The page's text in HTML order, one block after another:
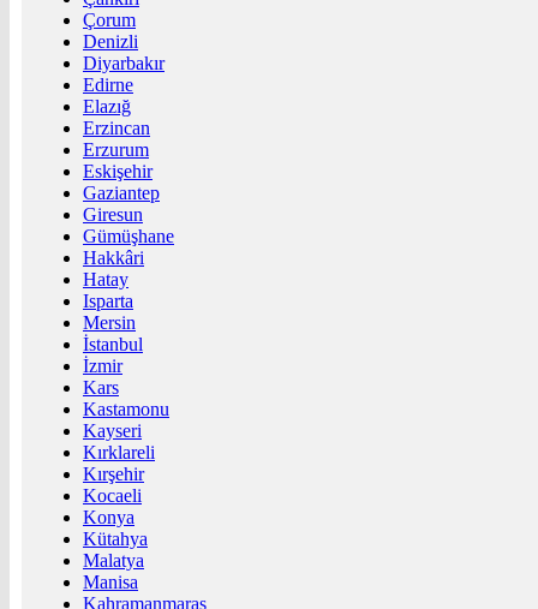
Çorum
Denizli
Diyarbakır
Edirne
Elazığ
Erzincan
Erzurum
Eskişehir
Gaziantep
Giresun
Gümüşhane
Hakkâri
Hatay
Isparta
Mersin
İstanbul
İzmir
Kars
Kastamonu
Kayseri
Kırklareli
Kırşehir
Kocaeli
Konya
Kütahya
Malatya
Manisa
Kahramanmaraş